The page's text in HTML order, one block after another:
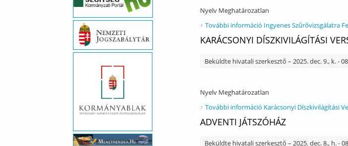
Nyelv Meghatározatlan
További információ Ingyenes Szűrővizsgálatra
KARÁCSONYI DÍSZKIVILÁGÍTÁSI
Beküldte hivatali szerkesztő – 2025. dec. 9., k. -
Nyelv Meghatározatlan
További információ Karácsonyi Díszkivilágítási
ADVENTI JÁTSZÓHÁZ
Beküldte hivatali szerkesztő – 2025. dec. 8., h. -